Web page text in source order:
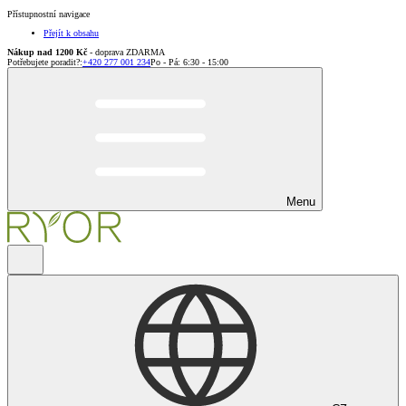
Přístupnostní navigace
Přejít k obsahu
Nákup nad 1200 Kč - doprava ZDARMA
Potřebujete poradit?:+420 277 001 234Po - Pá: 6:30 - 15:00
Menu